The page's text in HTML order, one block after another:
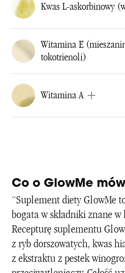
Kwas L-askorbinowy
Witamina E
tokotrienoli)
Witamina A
Co o GlowMe
“Suplement diety GlowMe
bogata w składniki znane
Recepturę suplementu
z ryb dorszowatych, kwas
z ekstraktu z pestek